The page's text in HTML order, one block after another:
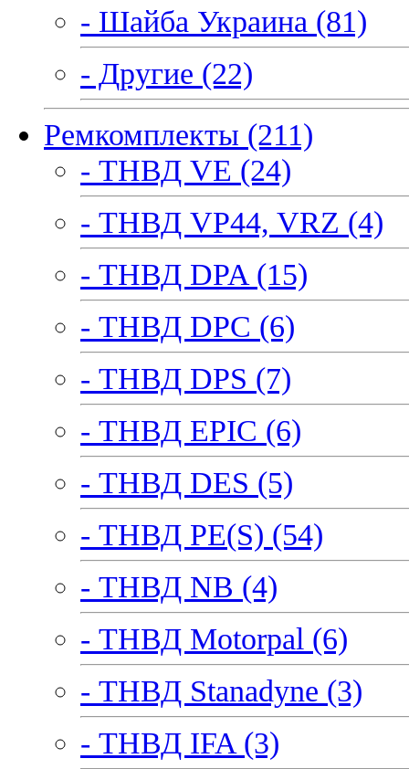
- Шайба Украина (81)
- Другие (22)
Ремкомплекты (211)
- ТНВД VE (24)
- ТНВД VP44, VRZ (4)
- ТНВД DPA (15)
- ТНВД DPC (6)
- ТНВД DPS (7)
- ТНВД EPIC (6)
- ТНВД DES (5)
- ТНВД PE(S) (54)
- ТНВД NB (4)
- ТНВД Motorpal (6)
- ТНВД Stanadyne (3)
- ТНВД IFA (3)